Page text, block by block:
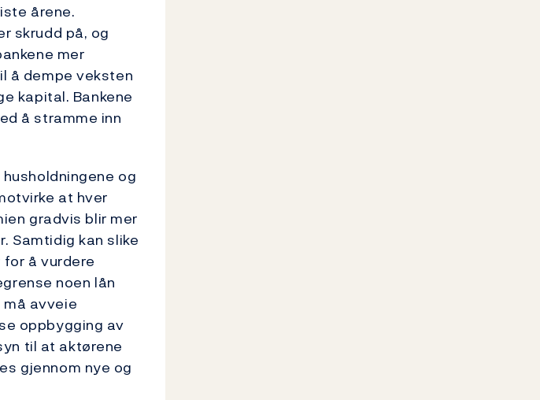
årene.
skrudd på, og
mer
å dempe veksten
kapital. Bankene
å stramme inn
og
at hver
gradvis blir mer
Samtidig kan slike
å vurdere
noen lån
avveie
oppbygging av
til at aktørene
gjennom nye og